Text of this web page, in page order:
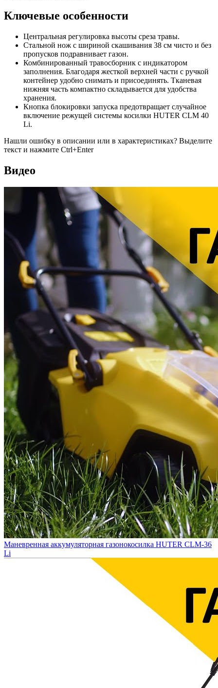
Ключевые особенности
Центральная регулировка высоты среза травы.
Стальной нож с шириной скашивания 38 см чисто и без
пропусков подравнивает газон.
Комбинированный травосборник с индикатором
заполнения. Благодаря жесткой верхней части с ручкой
контейнер удобно снимать и присоединять. Тканевая
нижняя часть компактно складывается для удобства
хранения.
Кнопка блокировки запуска предотвращает случайное
включение режущей системы косилки HUTER CLM 40
Li.
Нашли ошибку в описании или в характеристиках? Выделите
текст и нажмите Ctrl+Enter
Видео
Маневренная аккумуляторная газонокосилка HUTER CLM-36
Li